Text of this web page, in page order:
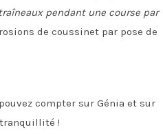
pendant une course par
de coussinet par pose de
compter sur Génia et sur
tranquillité !